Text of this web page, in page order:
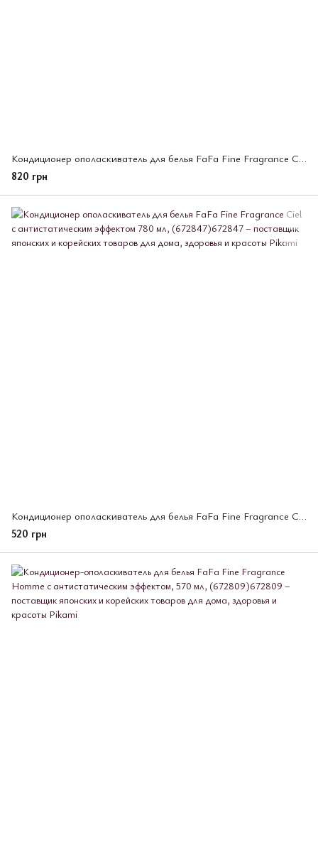
Кондиционер ополаскиватель для белья FaFa Fine Fragrance Ciel с антистатическим эффектом 1400мл, (672861)
820 грн
Кондиционер ополаскиватель для белья FaFa Fine Fragrance Ciel с антистатическим эффектом 780 мл, (672847)
520 грн